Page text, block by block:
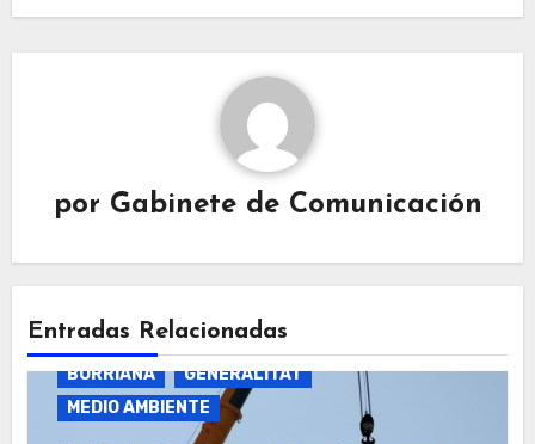
por Gabinete de Comunicación
Entradas Relacionadas
BURRIANA
GENERALITAT
MEDIO AMBIENTE